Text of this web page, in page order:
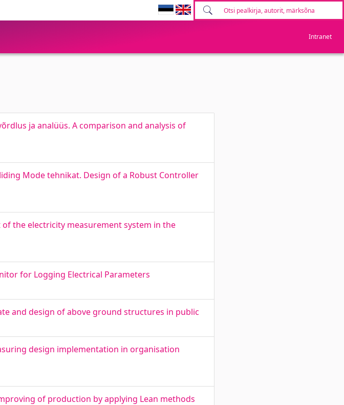
Intranet
ja analüüs. A comparison and analysis of
Mode tehnikat. Design of a Robust Controller
the electricity measurement system in the
for Logging Electrical Parameters
and design of above ground structures in public
design implementation in organisation
of production by applying Lean methods